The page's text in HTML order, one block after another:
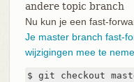
andere topic branch
Nu kun je een fast-
Je master branch fast-
wijzigingen mee te
$ git checkout